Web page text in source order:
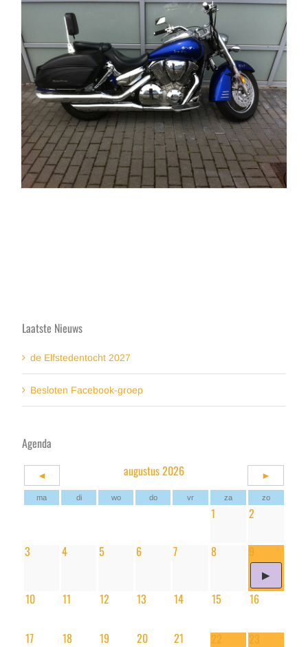
Laatste Nieuws
de Elfstedentocht 2027
Besloten Facebook-groep
Agenda
◄ augustus 2026 ►
ma di wo do vr za zo
1 2
3 4 5 6 7 8
10 11 12 13 14 15 16
17 18 19 20 21